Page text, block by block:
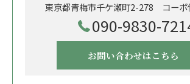
東京都青梅市千ケ瀬町2-278 コーポ
090-9830-
お問い合わせはこちら